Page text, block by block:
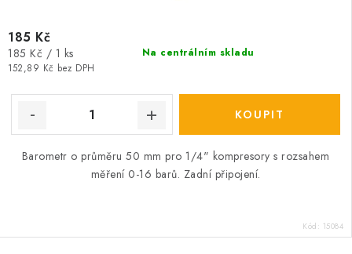
Na centrálním skladu
152,89 Kč bez DPH
185 Kč
Měrná
cena:
185 Kč / 1 ks
Barometr o průměru 50 mm pro 1/4" kompresory s rozsahem
měření 0-16 barů. Zadní připojení.
Kód: 15084